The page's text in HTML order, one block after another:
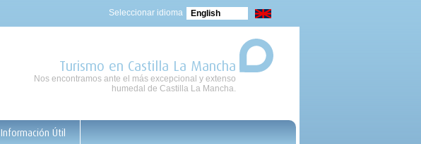
Seleccionar idioma English
Turismo en Castilla La Mancha
Nos encontramos ante el más excepcional y extenso
humedal de Castilla La Mancha.
Información Útil